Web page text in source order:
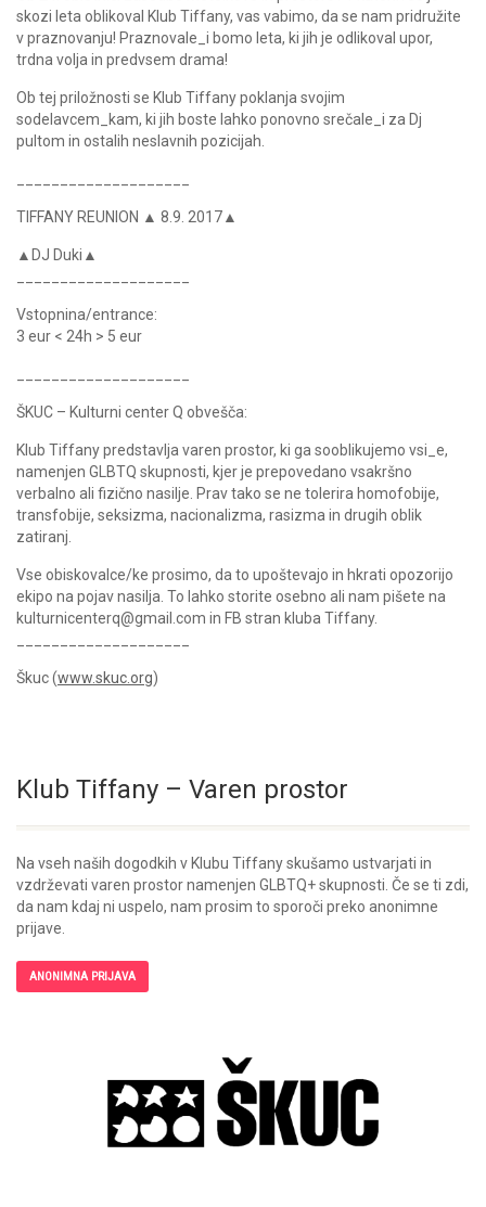
skozi leta oblikoval Klub Tiffany, vas vabimo, da se nam pridružite
v praznovanju! Praznovale_i bomo leta, ki jih je odlikoval upor,
trdna volja in predvsem drama!
Ob tej priložnosti se Klub Tiffany poklanja svojim
sodelavcem_kam, ki jih boste lahko ponovno srečale_i za Dj
pultom in ostalih neslavnih pozicijah.
TIFFANY REUNION ▲ 8.9. 2017▲
▲DJ Duki▲
Vstopnina/entrance:
3 eur < 24h > 5 eur
ŠKUC – Kulturni center Q obvešča:
Klub Tiffany predstavlja varen prostor, ki ga sooblikujemo vsi_e,
namenjen GLBTQ skupnosti, kjer je prepovedano vsakršno
verbalno ali fizično nasilje. Prav tako se ne tolerira homofobije,
transfobije, seksizma, nacionalizma, rasizma in drugih oblik
zatiranj.
Vse obiskovalce/ke prosimo, da to upoštevajo in hkrati opozorijo
ekipo na pojav nasilja. To lahko storite osebno ali nam pišete na
kulturnicenterq@gmail.com in FB stran kluba Tiffany.
Škuc (www.skuc.org)
Klub Tiffany – Varen prostor
Na vseh naših dogodkih v Klubu Tiffany skušamo ustvarjati in
vzdrževati varen prostor namenjen GLBTQ+ skupnosti. Če se ti zdi,
da nam kdaj ni uspelo, nam prosim to sporoči preko anonimne
prijave.
ANONIMNA PRIJAVA